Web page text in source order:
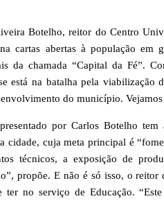
Botelho, reitor do Centro
cartas abertas à população em
da chamada “Capital da Fé”.
está na batalha pela
do município. Vejamos
por Carlos Botelho
cidade, cuja meta principal é
técnicos, a exposição de
propõe. E não é só isso, o
no serviço de Educação.